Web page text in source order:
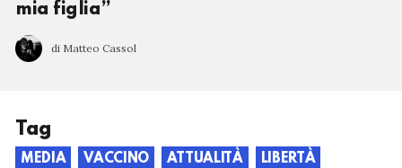
mia figlia”
di Matteo Cassol
Tag
MEDIA VACCINO ATTUALITÀ
LIBERTÀ